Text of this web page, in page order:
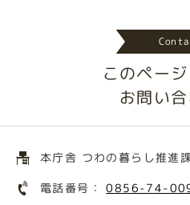
このペー
お問い
本庁舎 つわの暮らし推進
電話番号：0856-74-